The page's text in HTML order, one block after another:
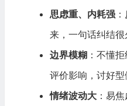
思虑重、内耗强：
来，一句话纠结很
边界模糊：不懂拒
评价影响，讨好型
情绪波动大：易焦